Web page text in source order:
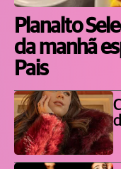
Planalto
da manhã
Pais